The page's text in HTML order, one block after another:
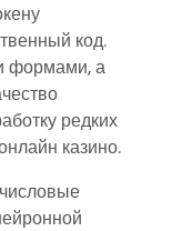
код.
формами, а
редких
казино.